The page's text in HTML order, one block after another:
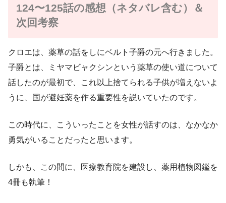
124〜125話の感想（ネタバレ含む）＆
次回考察
クロエは、薬草の話をしにベルト子爵の元へ行きました。
子爵とは、ミヤマビャクシンという薬草の使い道について
話したのが最初で、これ以上捨てられる子供が増えないよ
うに、国が避妊薬を作る重要性を説いていたのです。
この時代に、こういったことを女性が話すのは、なかなか
勇気がいることだったと思います。
しかも、この間に、医療教育院を建設し、薬用植物図鑑を
4冊も執筆！